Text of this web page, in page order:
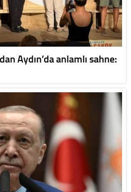
Aydın’da anlamlı sahne: